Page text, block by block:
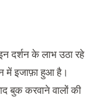
दर्शन के लाभ उठा रहे
में इजाफ़ा हुआ है।
बुक करवाने वालों की